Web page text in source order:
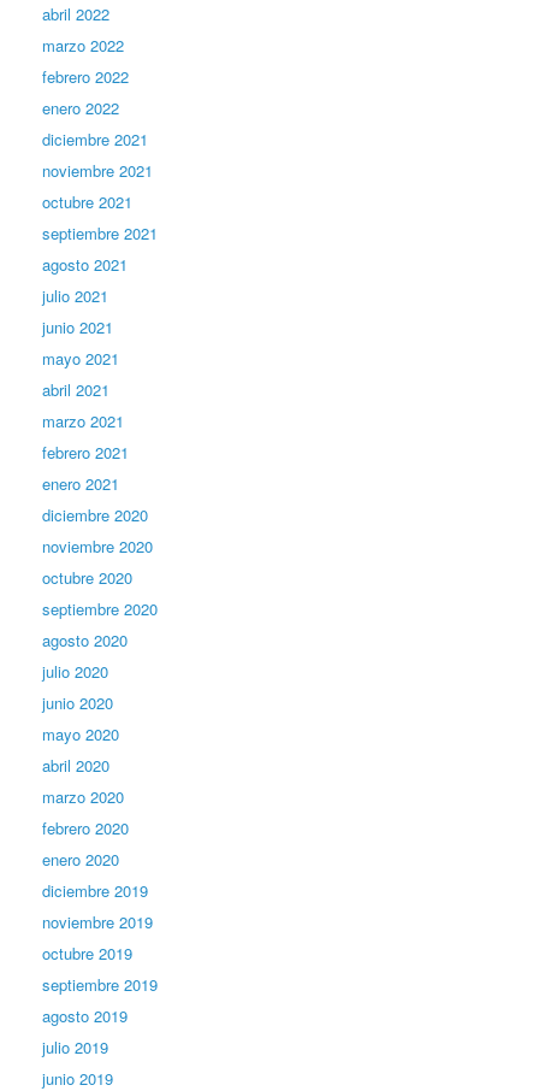
abril 2022
marzo 2022
febrero 2022
enero 2022
diciembre 2021
noviembre 2021
octubre 2021
septiembre 2021
agosto 2021
julio 2021
junio 2021
mayo 2021
abril 2021
marzo 2021
febrero 2021
enero 2021
diciembre 2020
noviembre 2020
octubre 2020
septiembre 2020
agosto 2020
julio 2020
junio 2020
mayo 2020
abril 2020
marzo 2020
febrero 2020
enero 2020
diciembre 2019
noviembre 2019
octubre 2019
septiembre 2019
agosto 2019
julio 2019
junio 2019